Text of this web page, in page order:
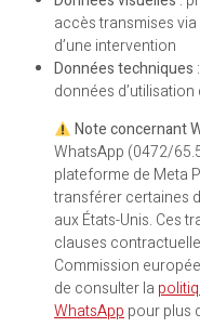
accès transmises
d’une intervention
Données techniques
données d’utilisation
Note concernant
WhatsApp (0472/
plateforme de Meta
transférer certaines
aux États-Unis. Ces
clauses
Commission
de consulter la
WhatsApp pour plus